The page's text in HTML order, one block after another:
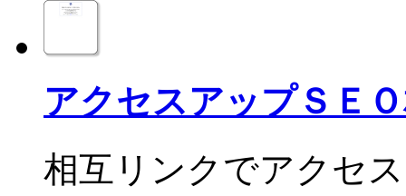
アクセスアップＳＥ
相互リンクでアクセ